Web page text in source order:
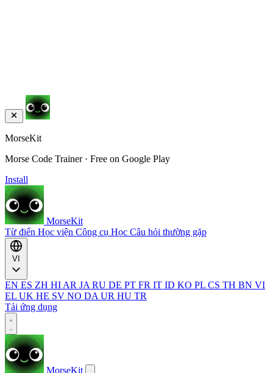
MorseKit
Morse Code Trainer · Free on Google Play
Install
MorseKit
Từ điển Học viện Công cụ Học Câu hỏi thường gặp
EN ES ZH HI AR JA RU DE PT FR IT ID KO PL CS TH BN VI
EL UK HE SV NO DA UR HU TR
Tải ứng dụng
MorseKit